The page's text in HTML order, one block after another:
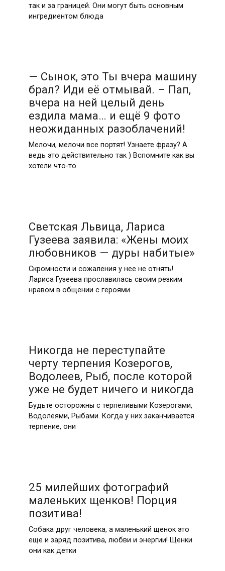
так и за границей. Они могут быть основным
ингредиентом блюда
— Сынок, это Ты вчера машину
брал? Иди её отмывай. – Пап,
вчера на ней целый день
ездила мама… и ещё 9 фото
неожиданных разоблачений!
Мелочи, мелочи все портят! Узнаете фразу? А
ведь это действительно так ) Вспомните как вы
хотели что-то
Светская Львица, Лариса
Гузеева заявила: «Жены моих
любовников — дуры набитые»
Скромности и сожаления у нее не отнять!
Лариса Гузеева прославилась своим резким
нравом в общении с героями
Никогда не переступайте
черту терпения Козерогов,
Водолеев, Рыб, после которой
уже не будет ничего и никогда
Будьте осторожны с терпеливыми Козерогами,
Водолеями, Рыбами. Когда у них заканчивается
терпение, oни
25 милейших фотографий
маленьких щенков! Порция
позитива!
Собака друг человека, а маленький щенок это
еще и заряд позитива, любви и энергии! Щенки
они как детки